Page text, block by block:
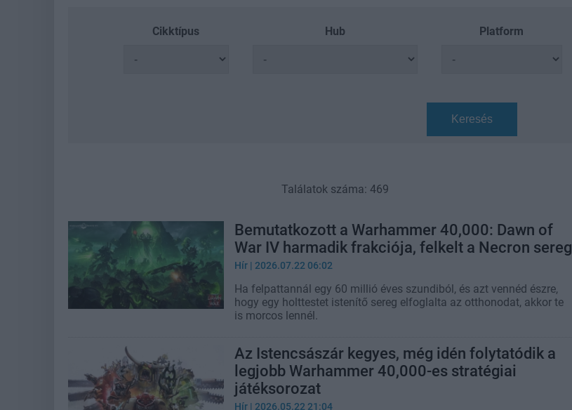
Cikktípus Hub Platform
Keresés
Találatok száma: 469
Bemutatkozott a Warhammer 40,000: Dawn of
War IV harmadik frakciója, felkelt a Necron sereg
Hír | 2026.07.22 06:02
Ha felpattannál egy 60 millió éves szundiból, és azt vennéd észre,
hogy egy holttestet istenítő sereg elfoglalta az otthonodat, akkor te
is morcos lennél.
Az Istencsászár kegyes, még idén folytatódik a
legjobb Warhammer 40,000-es stratégiai
játéksorozat
Hír | 2026.05.22 21:04